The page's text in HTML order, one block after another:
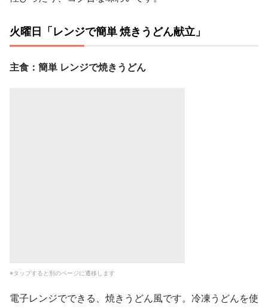
火曜日「レンジで簡単 焼きうどん献立」
主食：簡単 レンジで焼きうどん
※タップすると別のページに遷移します
電子レンジでできる、焼きうどん風です。冷凍うどんを使